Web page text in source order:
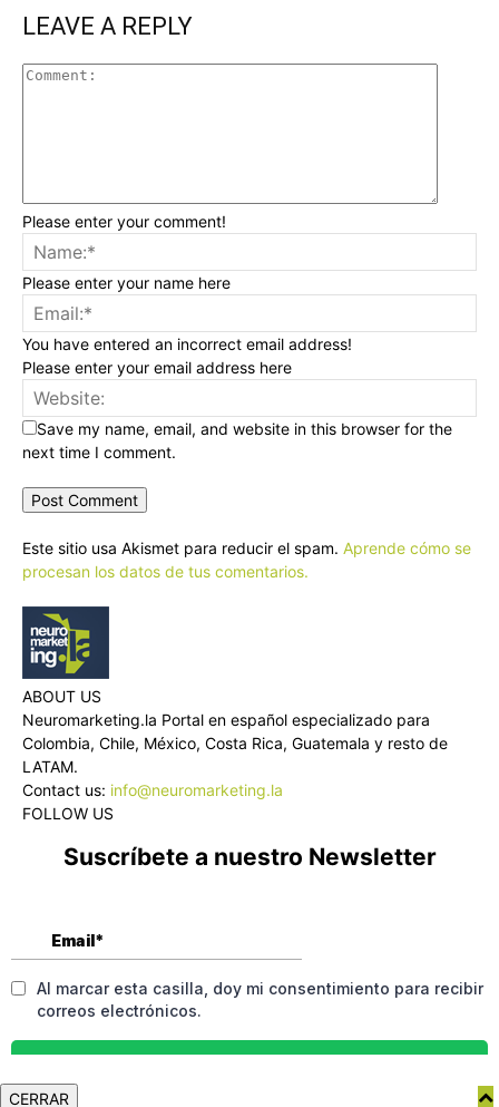
LEAVE A REPLY
Please enter your comment!
Please enter your name here
You have entered an incorrect email address!
Please enter your email address here
Save my name, email, and website in this browser for the
next time I comment.
Este sitio usa Akismet para reducir el spam. Aprende cómo se
procesan los datos de tus comentarios.
ABOUT US
Neuromarketing.la Portal en español especializado para
Colombia, Chile, México, Costa Rica, Guatemala y resto de
LATAM.
Contact us: info@neuromarketing.la
FOLLOW US
Suscríbete a nuestro Newsletter
CERRAR